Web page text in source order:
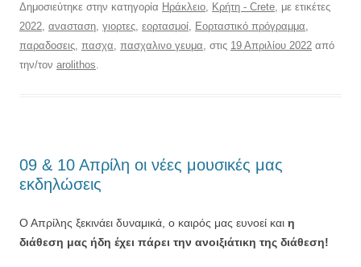
Δημοσιεύτηκε στην κατηγορία Ηράκλειο, Κρήτη - Crete, με ετικέτες
2022, ανασταση, γιορτες, εορτασμοί, Εορταστικό πρόγραμμα,
παραδοσεις, πασχα, πασχαλινο γευμα, στις 19 Απριλίου 2022 από
την/τον arolithos.
09 & 10 Απρίλη οι νέες μουσικές μας
εκδηλώσεις
Ο Απρίλης ξεκινάει δυναμικά, ο καιρός μας ευνοεί και η
διάθεση μας ήδη έχει πάρει την ανοιξιάτικη της διάθεση!